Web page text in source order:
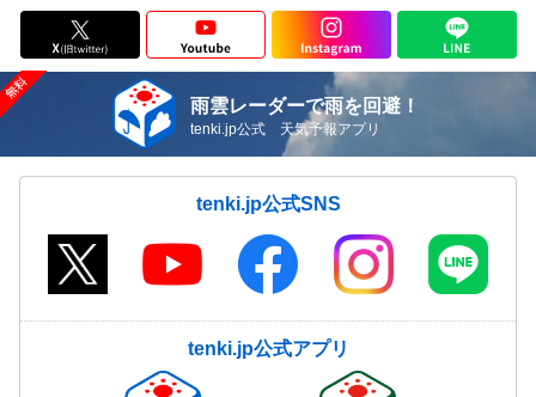
雨雲レーダーで雨を回避！
tenki.jp公式 天気予報アプリ
tenki.jp公式SNS
tenki.jp公式アプリ